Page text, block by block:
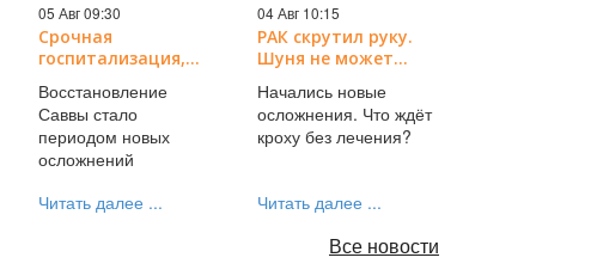
05 Авг 09:30
Срочная
госпитализация,
РАКа и тяжёлая
новость от клиники!
Восстановление
Саввы стало
периодом новых
осложнений
Читать далее ...
04 Авг 10:15
РАК скрутил руку.
Шуня не может
Срочная помощь!
Начались новые
осложнения. Что ждёт
кроху без лечения?
Читать далее ...
Все новости